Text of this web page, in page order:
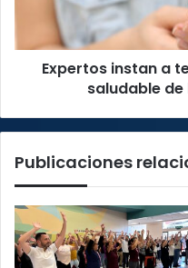
consciente
saludable
Expertos instan a
saludable
Publicaciones